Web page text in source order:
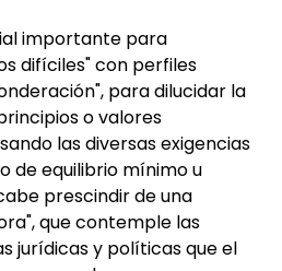
importante para
difíciles" con perfiles
para dilucidar la
o valores
las diversas exigencias
de equilibrio mínimo u
prescindir de una
que contemple las
jurídicas y políticas que el